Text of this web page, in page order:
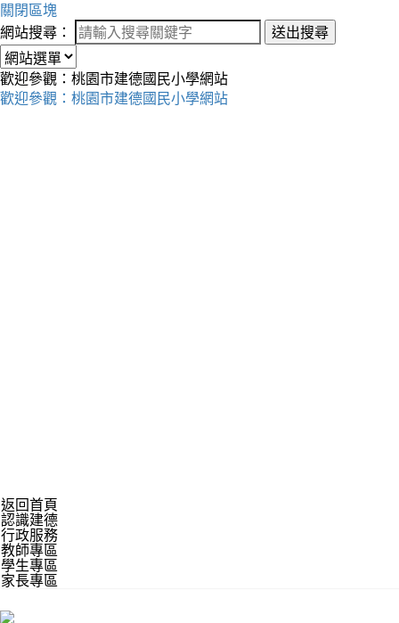
關閉區塊
網站搜尋：
送出搜尋
歡迎參觀：桃園市建德國民小學網站
歡迎參觀：桃園市建德國民小學網站
返回首頁
認識建德
行政服務
教師專區
學生專區
家長專區